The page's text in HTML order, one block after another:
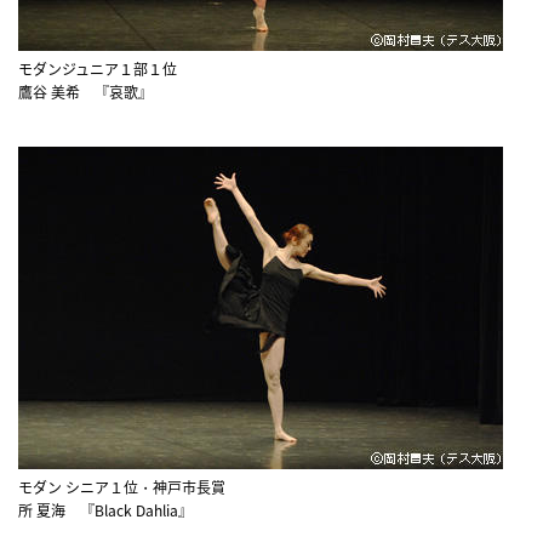
モダンジュニア１部１位
鷹谷 美希 『哀歌』
モダン シニア１位・神戸市長賞
所 夏海 『Black Dahlia』